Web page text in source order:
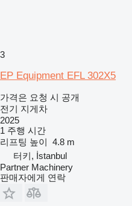
3
EP Equipment EFL 302X5
가격은 요청 시 공개
전기 지게차
2025
1 주행 시간
리프팅 높이 4.8 m
터키, İstanbul
Partner Machinery
판매자에게 연락